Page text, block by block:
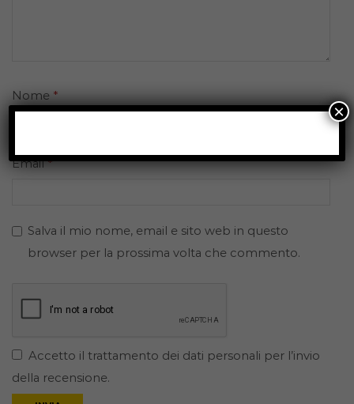
Nome *
Email*
Salva il mio nome, email e sito web in questo
browser per la prossima volta che commento.
Accetto il trattamento dei dati personali per l’invio
della recensione.
×